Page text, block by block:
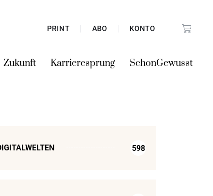
PRINT ABO KONTO
Zukunft Karrieresprung SchonGewusst
598